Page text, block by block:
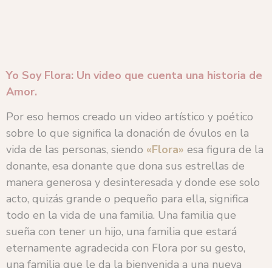
Yo Soy Flora: Un video que cuenta una historia de
Amor.
Por eso hemos creado un video artístico y poético
sobre lo que significa la donación de óvulos en la
vida de las personas, siendo «Flora» esa figura de la
donante, esa donante que dona sus estrellas de
manera generosa y desinteresada y donde ese solo
acto, quizás grande o pequeño para ella, significa
todo en la vida de una familia. Una familia que
sueña con tener un hijo, una familia que estará
eternamente agradecida con Flora por su gesto,
una familia que le da la bienvenida a una nueva